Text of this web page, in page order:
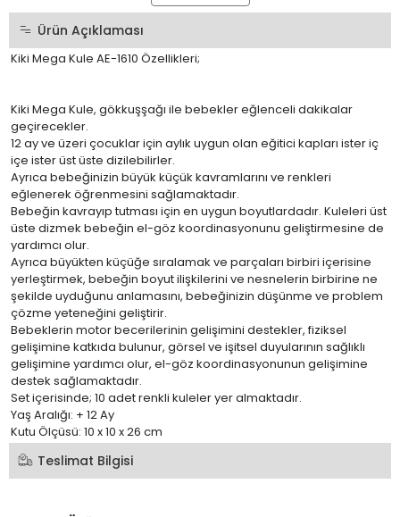
Ürün Açıklaması
Kiki Mega Kule AE-1610 Özellikleri;
Kiki Mega Kule, gökkuşşağı ile bebekler eğlenceli dakikalar
geçirecekler.
12 ay ve üzeri çocuklar için aylık uygun olan eğitici kapları ister iç
içe ister üst üste dizilebilirler.
Ayrıca bebeğinizin büyük küçük kavramlarını ve renkleri
eğlenerek öğrenmesini sağlamaktadır.
Bebeğin kavrayıp tutması için en uygun boyutlardadır. Kuleleri üst
üste dizmek bebeğin el-göz koordinasyonunu geliştirmesine de
yardımcı olur.
Ayrıca büyükten küçüğe sıralamak ve parçaları birbiri içerisine
yerleştirmek, bebeğin boyut ilişkilerini ve nesnelerin birbirine ne
şekilde uyduğunu anlamasını, bebeğinizin düşünme ve problem
çözme yeteneğini geliştirir.
Bebeklerin motor becerilerinin gelişimini destekler, fiziksel
gelişimine katkıda bulunur, görsel ve işitsel duyularının sağlıklı
gelişimine yardımcı olur, el-göz koordinasyonunun gelişimine
destek sağlamaktadır.
Set içerisinde; 10 adet renkli kuleler yer almaktadır.
Yaş Aralığı: + 12 Ay
Kutu Ölçüsü: 10 x 10 x 26 cm
Teslimat Bilgisi